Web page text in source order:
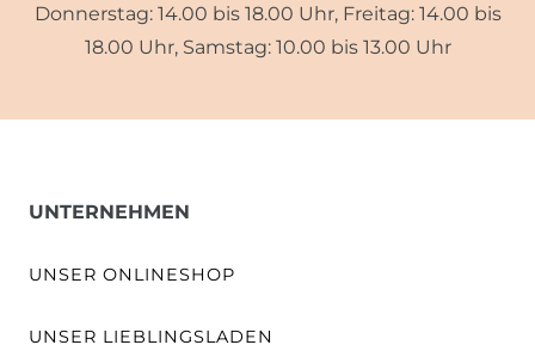
Donnerstag: 14.00 bis 18.00 Uhr, Freitag: 14.00 bis
18.00 Uhr, Samstag: 10.00 bis 13.00 Uhr
UNTERNEHMEN
UNSER ONLINESHOP
UNSER LIEBLINGSLADEN